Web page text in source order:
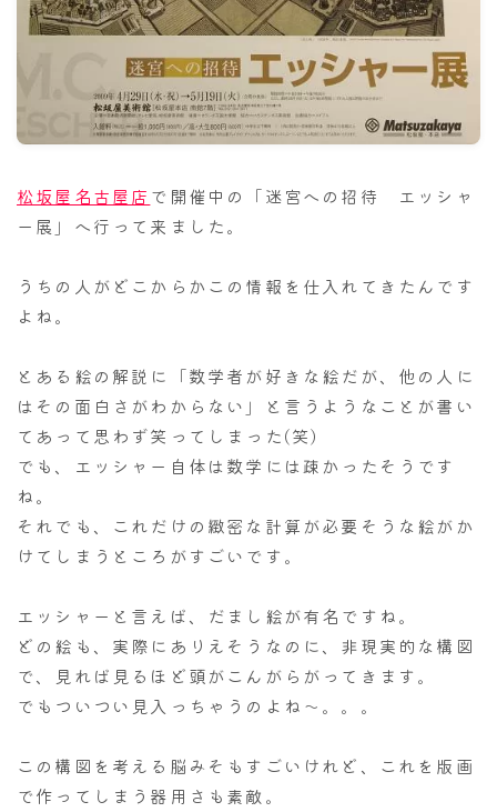
松坂屋名古屋店 で開催中の「迷宮への招待 エッシャ
ー展」へ行って来ました。
うちの人がどこからかこの情報を仕入れてきたんです
よね。
とある絵の解説に「数学者が好きな絵だが、他の人に
はその面白さがわからない」と言うようなことが書い
てあって思わず笑ってしまった(笑)
でも、エッシャー自体は数学には疎かったそうです
ね。
それでも、これだけの緻密な計算が必要そうな絵がか
けてしまうところがすごいです。
エッシャーと言えば、だまし絵が有名ですね。
どの絵も、実際にありえそうなのに、非現実的な構図
で、見れば見るほど頭がこんがらがってきます。
でもついつい見入っちゃうのよね～。。。
この構図を考える脳みそもすごいけれど、これを版画
で作ってしまう器用さも素敵。